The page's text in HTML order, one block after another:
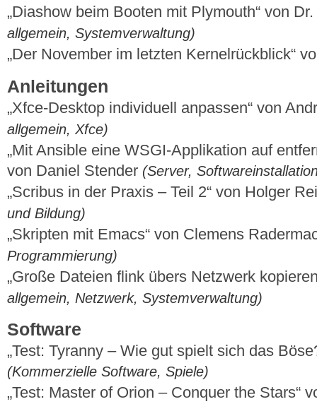
„Diashow beim Booten mit Plymouth“ von
allgemein, Systemverwaltung)
„Der November im letzten Kernelrückblick“
Anleitungen
„Xfce-Desktop individuell anpassen“ von
allgemein, Xfce)
„Mit Ansible eine WSGI-Applikation auf
von Daniel Stender (Server,
„Scribus in der Praxis – Teil 2“ von Holger
und Bildung)
„Skripten mit Emacs“ von Clemens
Programmierung)
„Große Dateien flink übers Netzwerk
allgemein, Netzwerk, Systemverwaltung)
Software
„Test: Tyranny – Wie gut spielt sich das
(Kommerzielle Software, Spiele)
„Test: Master of Orion – Conquer the Stars“